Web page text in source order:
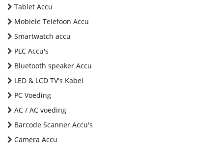
Tablet Accu
Mobiele Telefoon Accu
Smartwatch accu
PLC Accu's
Bluetooth speaker Accu
LED & LCD TV's Kabel
PC Voeding
AC / AC voeding
Barcode Scanner Accu's
Camera Accu